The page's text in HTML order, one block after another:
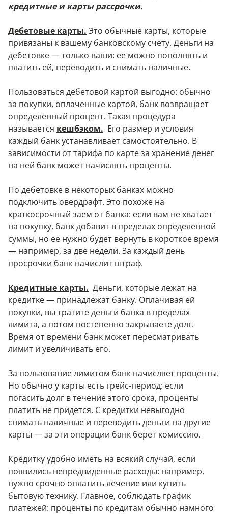
кредитные и карты рассрочки.
Дебетовые карты. Это обычные карты, которые
привязаны к вашему банковскому счету. Деньги на
дебетовке — только ваши: ее можно пополнять и
платить ей, переводить и снимать наличные.
Пользоваться дебетовой картой выгодно: обычно
за покупки, оплаченные картой, банк возвращает
определенный процент. Такая процедура
называется кешбэком. Его размер и условия
каждый банк устанавливает самостоятельно. В
зависимости от тарифа по карте за хранение денег
на ней банк может начислять проценты.
По дебетовке в некоторых банках можно
подключить овердрафт. Это похоже на
краткосрочный заем от банка: если вам не хватает
на покупку, банк добавит в пределах определенной
суммы, но ее нужно будет вернуть в короткое время
— например, за две недели. За каждый день
просрочки банк начислит штраф.
Кредитные карты. Деньги, которые лежат на
кредитке — принадлежат банку. Оплачивая ей
покупки, вы тратите деньги банка в пределах
лимита, а потом постепенно закрываете долг.
Время от времени банк может пересматривать
лимит и увеличивать его.
За пользование лимитом банк начисляет проценты.
Но обычно у карты есть грейс-период: если
погасить долг в течение этого срока, проценты
платить не придется. С кредитки невыгодно
снимать наличные и переводить деньги на другие
карты — за эти операции банк берет комиссию.
Кредитку удобно иметь на всякий случай, если
появились непредвиденные расходы: например,
нужно срочно оплатить лечение или купить
бытовую технику. Главное, соблюдать график
платежей: проценты по кредитам обычно намного